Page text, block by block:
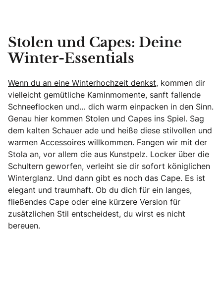
Stolen und Capes: Deine
Winter-Essentials
Wenn du an eine Winterhochzeit denkst, kommen dir
vielleicht gemütliche Kaminmomente, sanft fallende
Schneeflocken und… dich warm einpacken in den Sinn.
Genau hier kommen Stolen und Capes ins Spiel. Sag
dem kalten Schauer ade und heiße diese stilvollen und
warmen Accessoires willkommen. Fangen wir mit der
Stola an, vor allem die aus Kunstpelz. Locker über die
Schultern geworfen, verleiht sie dir sofort königlichen
Winterglanz. Und dann gibt es noch das Cape. Es ist
elegant und traumhaft. Ob du dich für ein langes,
fließendes Cape oder eine kürzere Version für
zusätzlichen Stil entscheidest, du wirst es nicht
bereuen.